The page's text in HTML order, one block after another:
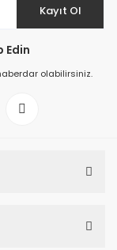
Kayıt Ol
Edin
olabilirsiniz.